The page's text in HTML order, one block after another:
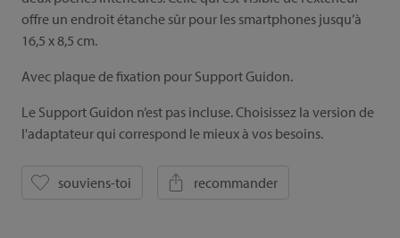
offre un endroit étanche sûr pour les smartphones jusqu’à
16,5 x 8,5 cm.
Avec plaque de fixation pour Support Guidon.
Le Support Guidon n’est pas incluse. Choisissez la version de
l'adaptateur qui correspond le mieux à vos besoins.
souviens-toi recommander